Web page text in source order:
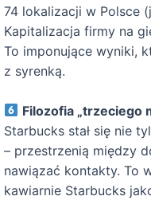
74 lokalizacji w Polsce
Kapitalizacja firmy na
To imponujące wyniki,
z syrenką.
Filozofia „trzeciego
Starbucks stał się nie
– przestrzenią między
nawiązać kontakty. To
kawiarnie Starbucks